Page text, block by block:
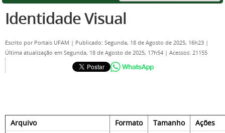
Identidade Visual
Escrito por Portais UFAM | Publicado: Segunda, 18 de Agosto de 2025, 16h23 |
Última atualização em Segunda, 18 de Agosto de 2025, 17h54 | Acessos: 21155
Arquivo Formato Tamanho
Ações